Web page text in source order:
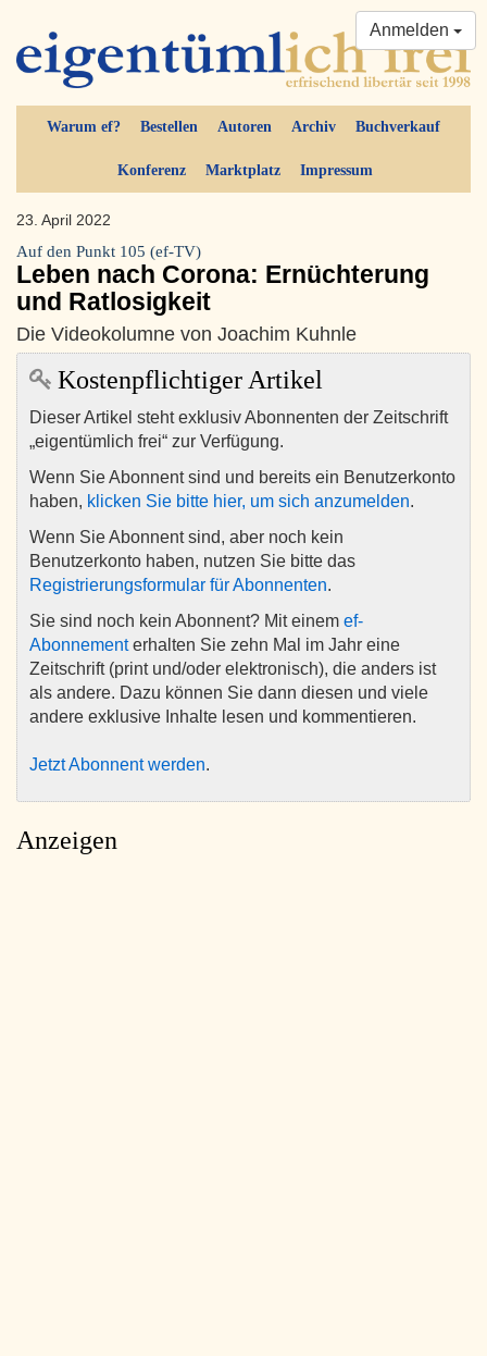
Warum ef? Bestellen Autoren Archiv Buchverkauf
Konferenz Marktplatz Impressum
Anmelden
23. April 2022
Auf den Punkt 105 (ef-TV)
Leben nach Corona: Ernüchterung
und Ratlosigkeit
Die Videokolumne von Joachim Kuhnle
Kostenpflichtiger Artikel
Dieser Artikel steht exklusiv Abonnenten der Zeitschrift
„eigentümlich frei“ zur Verfügung.
Wenn Sie Abonnent sind und bereits ein Benutzerkonto
haben, klicken Sie bitte hier, um sich anzumelden.
Wenn Sie Abonnent sind, aber noch kein
Benutzerkonto haben, nutzen Sie bitte das
Registrierungsformular für Abonnenten.
Sie sind noch kein Abonnent? Mit einem ef-
Abonnementerhalten Sie zehn Mal im Jahr eine
Zeitschrift (print und/oder elektronisch), die anders ist
als andere. Dazu können Sie dann diesen und viele
andere exklusive Inhalte lesen und kommentieren.
Jetzt Abonnent werden.
Anzeigen